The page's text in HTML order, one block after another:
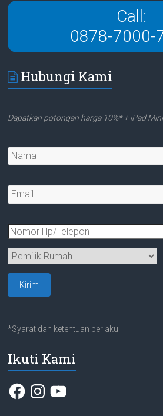
Call:
0878-7000-
Hubungi Kami
Dapatkan potongan harga 10%* + iPad Mini
*Syarat dan ketentuan berlaku
Ikuti Kami
FacebookInstagram
YouTube